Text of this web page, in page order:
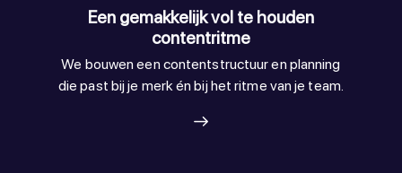
Een gemakkelijk vol te houden
contentritme
We bouwen een contentstructuur en planning
die past bij je merk én bij het ritme van je team.